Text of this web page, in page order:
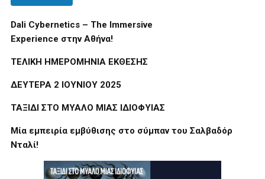
Dali Cybernetics – The Immersive
Experience στην Αθήνα!
ΤΕΛΙΚΗ ΗΜΕΡΟΜΗΝΙΑ ΕΚΘΕΣΗΣ
ΔΕΥΤΕΡΑ 2 ΙΟΥΝΙΟΥ 2025
ΤΑΞΙΔΙ ΣΤΟ ΜΥΑΛΟ ΜΙΑΣ ΙΔΙΟΦΥΙΑΣ
Μία εμπειρία εμβύθισης στο σύμπαν του Σαλβαδόρ
Νταλί!